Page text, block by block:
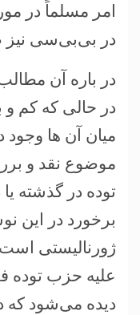
امر مسلماً در
در بی‌بی‌سی
در باره آن
در حالی که کم
میان آن ها وجود
موضوع نقد و
توده در گذشته
برخورد در این
ژورنالیستی
علیه حزب توده
دیده می‌شود